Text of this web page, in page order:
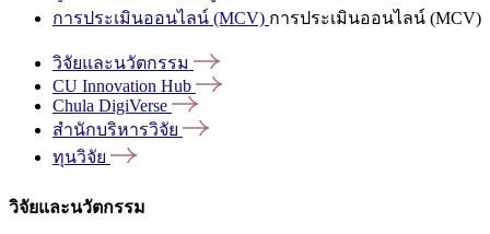
การประเมินออนไลน์ (MCV) การประเมินออนไลน์ (MCV)
วิจัยและนวัตกรรม
CU Innovation Hub
Chula DigiVerse
สำนักบริหารวิจัย
ทุนวิจัย
วิจัยและนวัตกรรม